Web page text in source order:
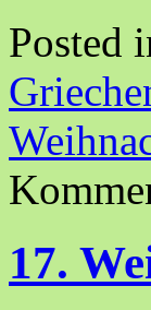
Posted
17.